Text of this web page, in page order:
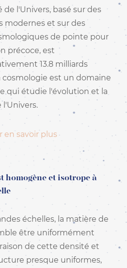
中
de l'Univers, basé sur des
modernes et sur des
de pointe pour
précoce, est
13.8 milliards
cosmologie est un domaine
qui étudie l'évolution et la
en savoir plus
homogène et isotrope à
échelles, la matière de
être uniformément
de cette densité et
presque uniformes,